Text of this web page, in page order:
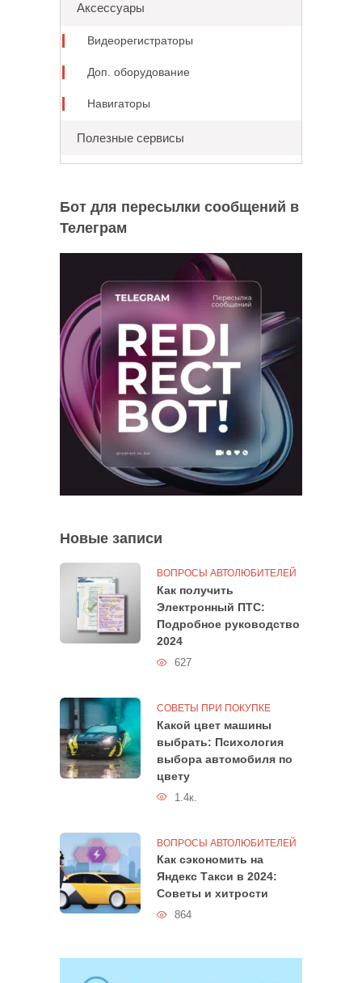
Аксессуары
Видеорегистраторы
Доп. оборудование
Навигаторы
Полезные сервисы
Бот для пересылки сообщений в
Телеграм
Новые записи
ВОПРОСЫ АВТОЛЮБИТЕЛЕЙ
Как получить
Электронный ПТС:
Подробное руководство
2024
627
СОВЕТЫ ПРИ ПОКУПКЕ
Какой цвет машины
выбрать: Психология
выбора автомобиля по
цвету
1.4к.
ВОПРОСЫ АВТОЛЮБИТЕЛЕЙ
Как сэкономить на
Яндекс Такси в 2024:
Советы и хитрости
864